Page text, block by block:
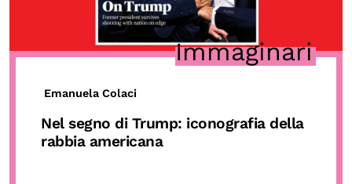
Immaginari
Emanuela Colaci
Nel segno di Trump: iconografia della
rabbia americana